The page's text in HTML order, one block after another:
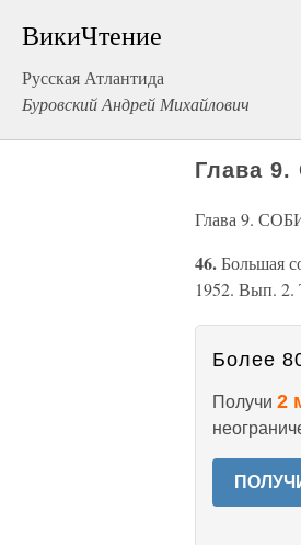
ВикиЧтение
Русская Атлантида
Буровский Андрей Михайлович
Глава
Глава 9.
46.Большая
1952. Вып. 2.
Более
Получи 2